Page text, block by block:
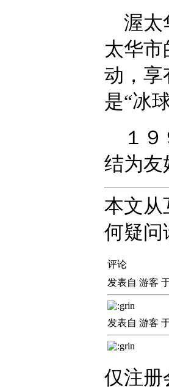
渥太
太华
动，享
是“冰
１９
结为友
本文从
何疑问
评论
发表自 游客
发表自 游客
仅注册